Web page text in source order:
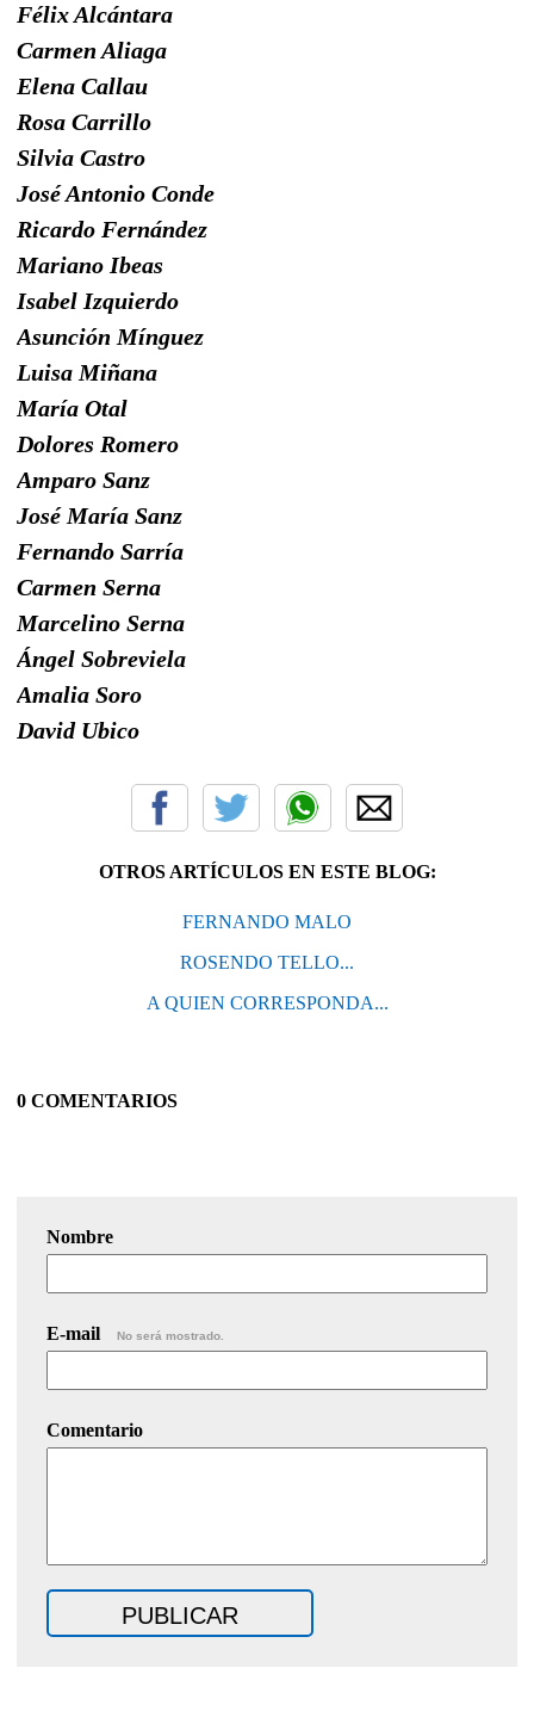
Félix Alcántara
Carmen Aliaga
Elena Callau
Rosa Carrillo
Silvia Castro
José Antonio Conde
Ricardo Fernández
Mariano Ibeas
Isabel Izquierdo
Asunción Mínguez
Luisa Miñana
María Otal
Dolores Romero
Amparo Sanz
José María Sanz
Fernando Sarría
Carmen Serna
Marcelino Serna
Ángel Sobreviela
Amalia Soro
David Ubico
OTROS ARTÍCULOS EN ESTE BLOG:
FERNANDO MALO
ROSENDO TELLO...
A QUIEN CORRESPONDA...
0 COMENTARIOS
Nombre
E-mail No será mostrado.
Comentario